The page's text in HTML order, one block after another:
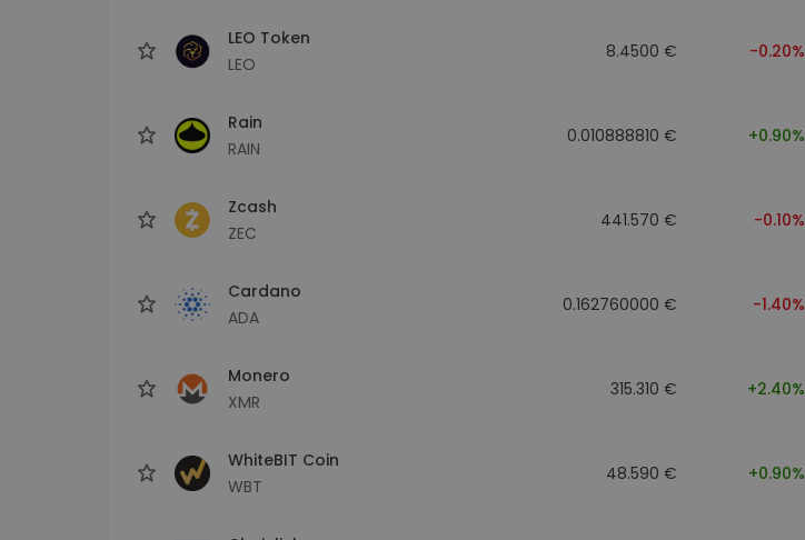
LEO Token
LEO
8.4500 € -0.20%
Rain
RAIN
0.010888810 € +0.90%
Zcash
ZEC
441.570 € -0.10%
Cardano
ADA
0.162760000 € -1.40%
Monero
XMR
315.310 € +2.40%
WhiteBIT Coin
WBT
48.590 € +0.90%